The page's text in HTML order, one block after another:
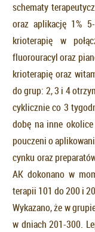
schematy
oraz aplikację 1%
krioterapię w
fluorouracyl oraz
krioterapię oraz
do grup: 2, 3 i 4
cyklicznie co 3
dobę na inne
pouczeni o
cynku oraz
AK dokonano w
terapii 101 do 200 i
Wykazano, że w
w dniach 201-300.